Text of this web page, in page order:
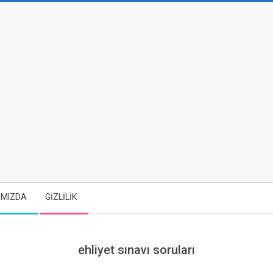
GİZLİLİK
ehliyet sınavı soruları